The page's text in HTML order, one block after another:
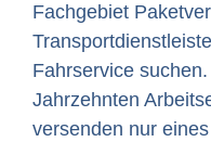
Fachgebiet
Fahrservice
Jahrzehnten
versenden nur